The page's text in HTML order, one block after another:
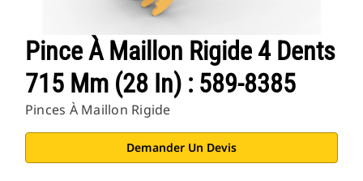
Pince À Maillon Rigide 4 Dents
715 Mm (28 In) : 589-8385
Pinces À Maillon Rigide
Demander Un Devis